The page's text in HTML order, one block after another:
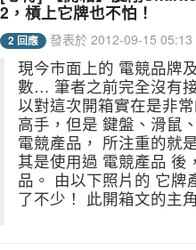
2，槓上它牌也不怕！
2 回應 發表於 2012-09-15 05:13
現今市面上的 電競品牌
數… 筆者之前完全沒有
以對這次開箱實在是非
高手，但是 鍵盤、滑鼠
電競產品， 所注重的就
其是使用過 電競產品 後
品。 由以下照片的 它牌
了不少！ 此開箱文的主